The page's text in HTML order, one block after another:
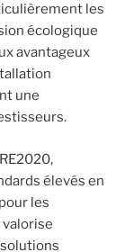
les
écologique
avantageux
une
élevés en
les